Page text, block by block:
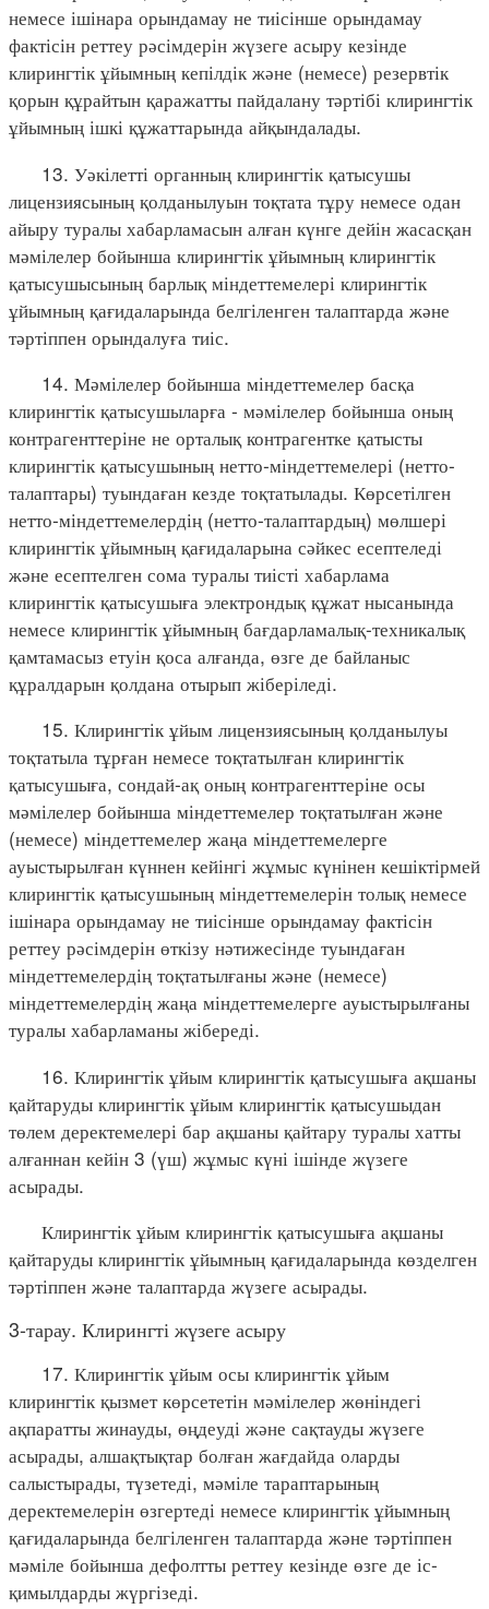
немесе ішінара орындамау не тиісінше орындамау
фактісін реттеу рәсімдерін жүзеге асыру кезінде
клирингтік ұйымның кепілдік және (немесе) резервтік
қорын құрайтын қаражатты пайдалану тәртібі клирингтік
ұйымның ішкі құжаттарында айқындалады.
13. Уәкілетті органның клирингтік қатысушы
лицензиясының қолданылуын тоқтата тұру немесе одан
айыру туралы хабарламасын алған күнге дейін жасасқан
мәмілелер бойынша клирингтік ұйымның клирингтік
қатысушысының барлық міндеттемелері клирингтік
ұйымның қағидаларында белгіленген талаптарда және
тәртіппен орындалуға тиіс.
14. Мәмілелер бойынша міндеттемелер басқа
клирингтік қатысушыларға - мәмілелер бойынша оның
контрагенттеріне не орталық контрагентке қатысты
клирингтік қатысушының нетто-міндеттемелері (нетто-
талаптары) туындаған кезде тоқтатылады. Көрсетілген
нетто-міндеттемелердің (нетто-талаптардың) мөлшері
клирингтік ұйымның қағидаларына сәйкес есептеледі
және есептелген сома туралы тиісті хабарлама
клирингтік қатысушыға электрондық құжат нысанында
немесе клирингтік ұйымның бағдарламалық-техникалық
қамтамасыз етуін қоса алғанда, өзге де байланыс
құралдарын қолдана отырып жіберіледі.
15. Клирингтік ұйым лицензиясының қолданылуы
тоқтатыла тұрған немесе тоқтатылған клирингтік
қатысушыға, сондай-ақ оның контрагенттеріне осы
мәмілелер бойынша міндеттемелер тоқтатылған және
(немесе) міндеттемелер жаңа міндеттемелерге
ауыстырылған күннен кейінгі жұмыс күнінен кешіктірмей
клирингтік қатысушының міндеттемелерін толық немесе
ішінара орындамау не тиісінше орындамау фактісін
реттеу рәсімдерін өткізу нәтижесінде туындаған
міндеттемелердің тоқтатылғаны және (немесе)
міндеттемелердің жаңа міндеттемелерге ауыстырылғаны
туралы хабарламаны жібереді.
16. Клирингтік ұйым клирингтік қатысушыға ақшаны
қайтаруды клирингтік ұйым клирингтік қатысушыдан
төлем деректемелері бар ақшаны қайтару туралы хатты
алғаннан кейін 3 (үш) жұмыс күні ішінде жүзеге
асырады.
Клирингтік ұйым клирингтік қатысушыға ақшаны
қайтаруды клирингтік ұйымның қағидаларында көзделген
тәртіппен және талаптарда жүзеге асырады.
3-тарау. Клирингті жүзеге асыру
17. Клирингтік ұйым осы клирингтік ұйым
клирингтік қызмет көрсететін мәмілелер жөніндегі
ақпаратты жинауды, өңдеуді және сақтауды жүзеге
асырады, алшақтықтар болған жағдайда оларды
салыстырады, түзетеді, мәміле тараптарының
деректемелерін өзгертеді немесе клирингтік ұйымның
қағидаларында белгіленген талаптарда және тәртіппен
мәміле бойынша дефолтты реттеу кезінде өзге де іс-
қимылдарды жүргізеді.